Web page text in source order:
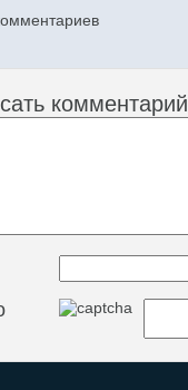
комментарий